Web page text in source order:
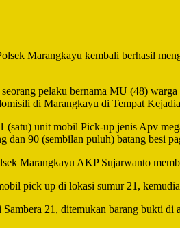
Marangkayu kembali berhasil
pelaku bernama MU (48)
di Marangkayu di Tempat
(satu) unit mobil Pick-up jenis Apv
dan 90 (sembilan puluh) batang besi
Marangkayu AKP Sujarwanto
pick up di lokasi sumur 21,
21, ditemukan barang bukti